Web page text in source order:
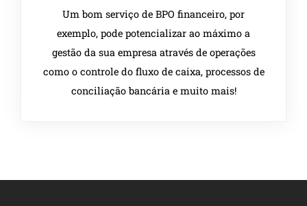
Um bom serviço de BPO financeiro, por
exemplo, pode potencializar ao máximo a
gestão da sua empresa através de operações
como o controle do fluxo de caixa, processos de
conciliação bancária e muito mais!